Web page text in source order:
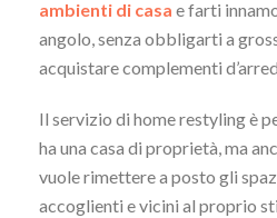
ambienti di casa e farti
angolo, senza obbligarti a
acquistare complementi
Il servizio di home restyling è
ha una casa di proprietà, ma
vuole rimettere a posto gli
accoglienti e vicini al proprio